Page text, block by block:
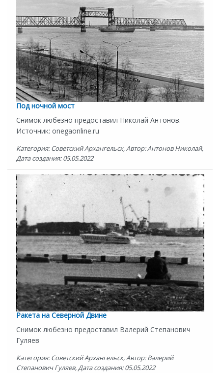
Под ночной мост
Снимок любезно предоставил Николай Антонов.
Источник: onegaonline.ru
Категория: Советский Архангельск, Автор: Антонов Николай,
Дата создания: 05.05.2022
Ракета на Северной Двине
Снимок любезно предоставил Валерий Степанович
Гуляев
Категория: Советский Архангельск, Автор: Валерий
Степанович Гуляев, Дата создания: 05.05.2022